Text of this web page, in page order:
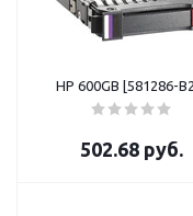
HP 600GB [581286-
502.68 руб.